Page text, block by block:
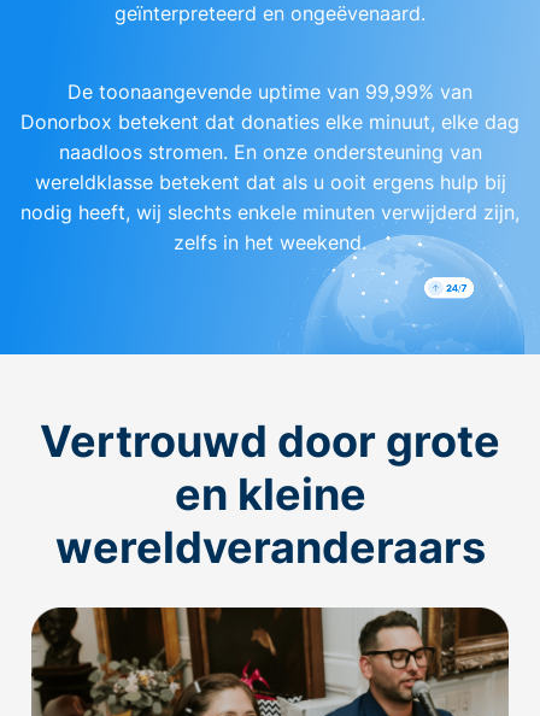
geïnterpreteerd en ongeëvenaard.
De toonaangevende uptime van 99,99% van
Donorbox betekent dat donaties elke minuut, elke dag
naadloos stromen. En onze ondersteuning van
wereldklasse betekent dat als u ooit ergens hulp bij
nodig heeft, wij slechts enkele minuten verwijderd zijn,
zelfs in het weekend.
Vertrouwd door grote
en kleine
wereldveranderaars